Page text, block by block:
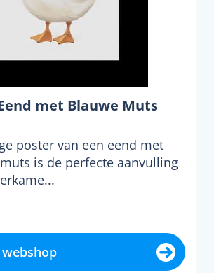
met Blauwe Muts
poster van een eend met
is de perfecte aanvulling